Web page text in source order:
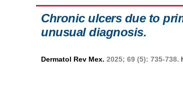
Chronic ulcers due to
unusual diagnosis.
Dermatol Rev Mex. 2025; 69 (5): 735-738.